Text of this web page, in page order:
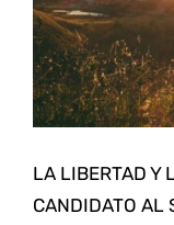
LA LIBERTAD Y
CANDIDATO AL